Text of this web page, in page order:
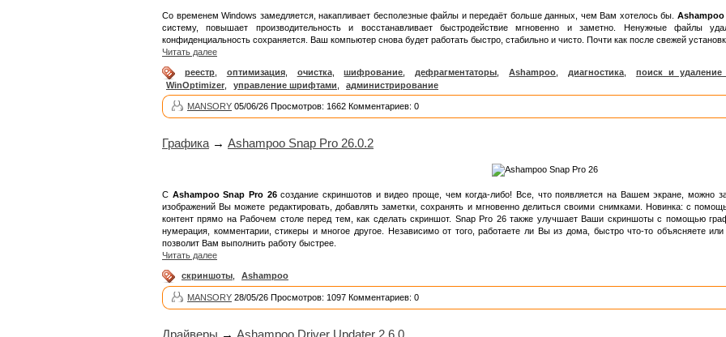
Со временем Windows замедляется, накапливает бесполезные файлы и передаёт больше данных, чем Вам хотелось бы. Ashampoo
систему, повышает производительность и восстанавливает быстродействие мгновенно и заметно. Ненужные файлы
конфиденциальность сохраняется. Ваш компьютер снова будет работать быстро, стабильно и чисто. Почти как после свежей
Читать далее
реестр, оптимизация, очистка, шифрование дефрагментаторы Ashampoo диагностика
поиск и
WinOptimizer
управление шрифтами администрирование
MANSORY 05/06/26 Просмотров: 1662 Комментариев: 0
Графика → Ashampoo Snap Pro 26.0.2
С Ashampoo Snap Pro 26создание скриншотов и видео проще, чем когда-либо! Все, что появляется на Вашем экране, можно
изображений Вы можете редактировать, добавлять заметки, сохранять и мгновенно делиться своими снимками. Новинка: с
контент прямо на Рабочем столе перед тем, как сделать скриншот. Snap Pro 26 также улучшает Ваши скриншоты с помощью
нумерация, комментарии, стикеры и многое другое. Независимо от того, работаете ли Вы из дома, быстро что-то объясняете
позволит Вам выполнить работу быстрее.
Читать далее
скриншоты Ashampoo
MANSORY 28/05/26 Просмотров: 1097 Комментариев: 0